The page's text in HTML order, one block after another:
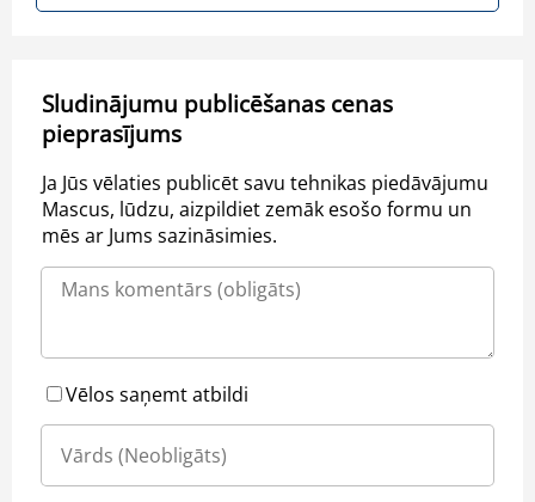
Sludinājumu publicēšanas cenas
pieprasījums
Ja Jūs vēlaties publicēt savu tehnikas piedāvājumu
Mascus, lūdzu, aizpildiet zemāk esošo formu un
mēs ar Jums sazināsimies.
Vēlos saņemt atbildi